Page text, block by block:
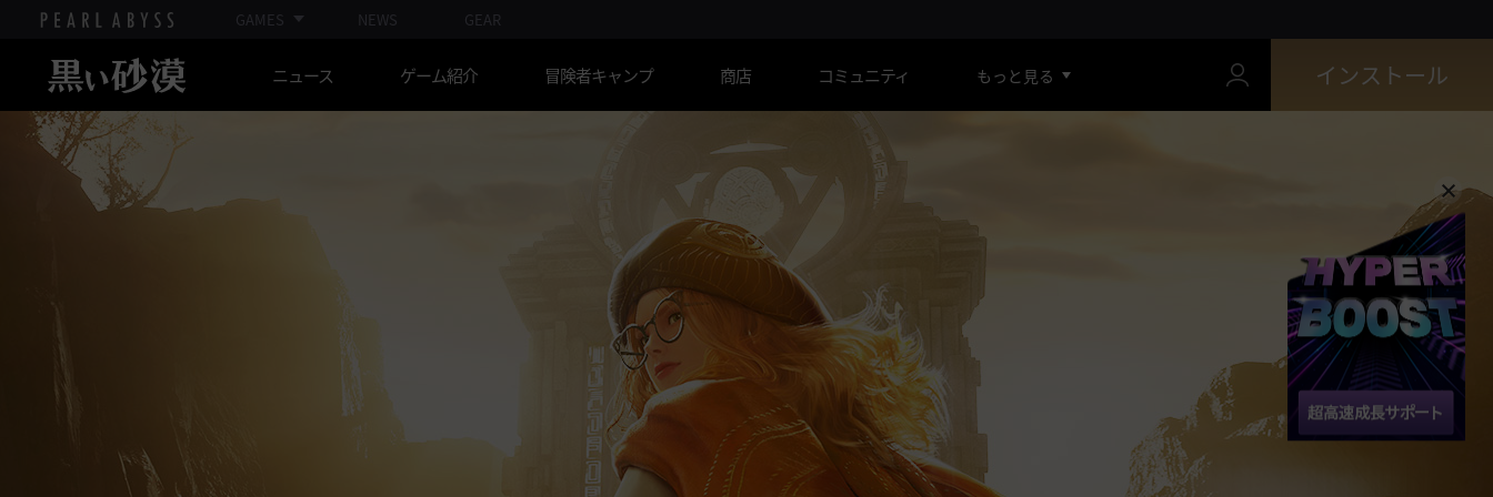
GAMES NEWS GEAR
ニュース ゲーム紹介 冒険者キャンプ 商店 コミュニティ もっと見る インストール